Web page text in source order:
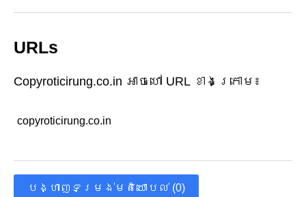
URLs
Copyroticirung.co.in អាចហៅ URL ខាងក្រោម៖
copyroticirung.co.in
បង្ហាញទម្រង់មតិយោបល់ (0)